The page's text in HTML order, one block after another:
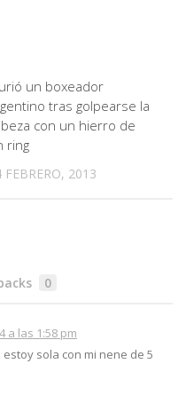
un boxeador
tras golpearse la
con un hierro de
ring
FEBRERO, 2013
0
a las 1:58 pm
sola con mi nene de 5